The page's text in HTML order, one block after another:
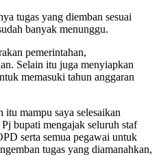
tugas yang diemban sesuai
banyak menunggu.
pemerintahan,
Selain itu juga menyiapkan
memasuki tahun anggaran
itu mampu saya selesaikan
bupati mengajak seluruh staf
serta semua pegawai untuk
tugas yang diamanahkan,